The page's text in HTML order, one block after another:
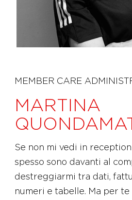
MEMBER CARE
MARTINA
Se non mi vedi in
spesso sono davanti al
destreggiarmi tra dati,
numeri e tabelle. Ma per te